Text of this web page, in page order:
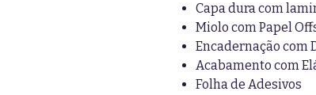
Capa dura com
Miolo com Papel
Encadernação com
Acabamento com
Folha de Adesivos